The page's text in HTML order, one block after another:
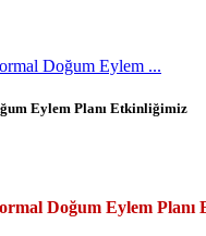
Doğum Eylem ...
Eylem Planı Etkinliğimiz
Doğum Eylem Planı